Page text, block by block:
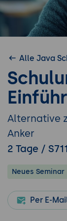
Alle Java
Alternative
Anker
2 Tage /
Neues Seminar
Per E-